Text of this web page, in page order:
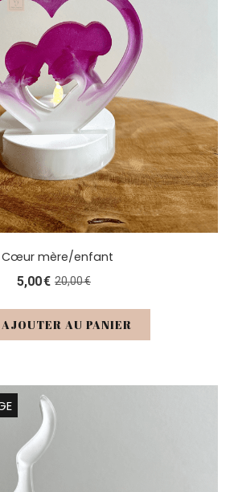
Cœur mère/enfant
5,00€ 20,00€
AJOUTER AU PANIER